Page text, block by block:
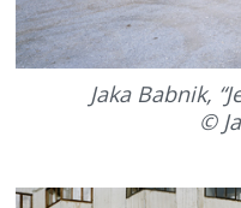
Jaka Babnik,
©